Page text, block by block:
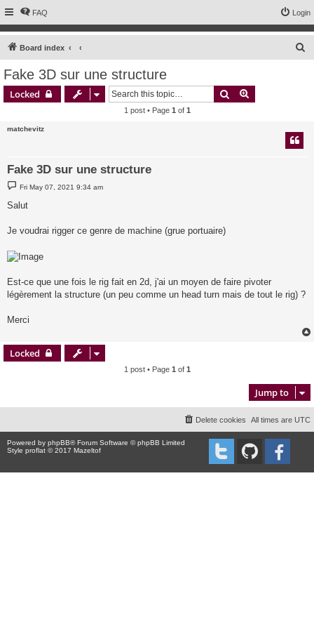
FAQ Login
Board index
Fake 3D sur une structure
Locked Search
1 post • Page 1 of 1
matchevitz
Fake 3D sur une structure
P
o
s
t
Fri May 07, 2021 9:34 am
Salut
Je voudrai rigger ce genre de machine (grue portuaire)
Est-ce que une fois le rig fait en 2d, j'ai un moyen de faire pivoter
légèrement la structure (un peu comme un head turn mais de tout le rig) ?
Merci
Locked
1 post • Page 1 of 1
Jump to
All times are UTC
Delete cookies
Powered by phpBB® Forum Software © phpBB Limited
Style proflat © 2017 Mazeltof